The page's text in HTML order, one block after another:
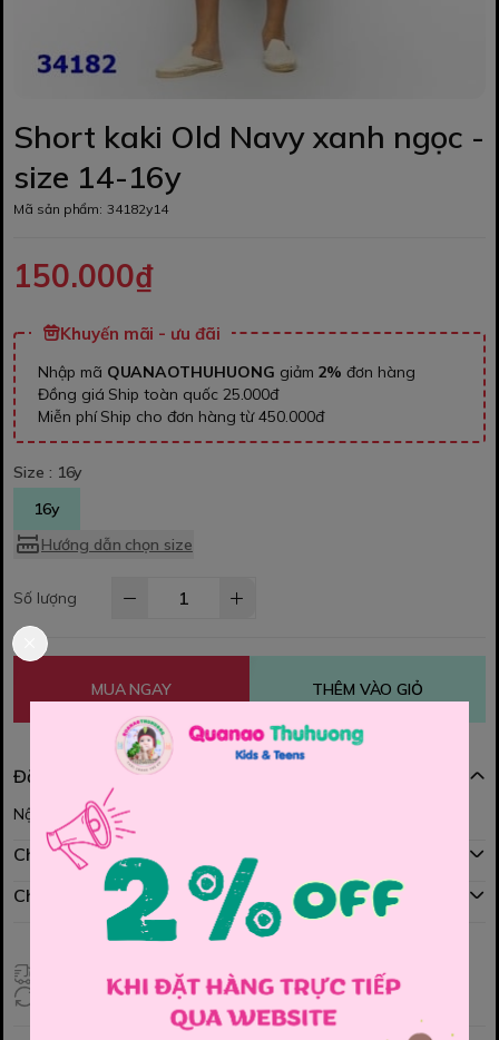
Short kaki Old Navy xanh ngọc -
size 14-16y
Mã sản phẩm: 34182y14
150.000₫
Khuyến mãi - ưu đãi
Nhập mã QUANAOTHUHUONG giảm 2% đơn hàng
Đồng giá Ship toàn quốc 25.000đ
Miễn phí Ship cho đơn hàng từ 450.000đ
Size : 16y
16y
Hướng dẫn chọn size
Số lượng
MUA NGAY THÊM VÀO GIỎ
Đặc điểm nổi bật
Nội dung đang được cập nhật
Chính sách mua hàng
Chính sách đổi hàng
Giao hàng toàn quốc
Đổi hàng 3 ngày (HCM), 7 ngày (Tỉnh)